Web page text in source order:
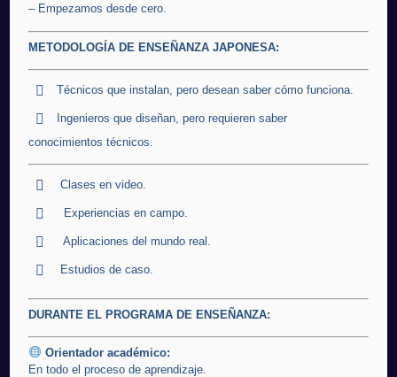
– Empezamos desde cero.
METODOLOGÍA DE ENSEÑANZA JAPONESA:
Técnicos que instalan, pero desean saber cómo funciona.
Ingenieros que diseñan, pero requieren saber
conocimientos técnicos.
Clases en video.
Experiencias en campo.
Aplicaciones del mundo real.
Estudios de caso.
DURANTE EL PROGRAMA DE ENSEÑANZA:
Orientador académico:
En todo el proceso de aprendizaje.